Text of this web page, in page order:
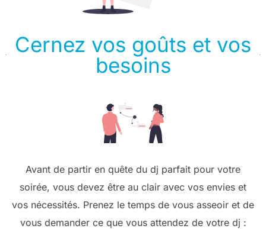
Cernez vos goûts et vos
besoins
Avant de partir en quête du dj parfait pour votre
soirée, vous devez être au clair avec vos envies et
vos nécessités. Prenez le temps de vous asseoir et de
vous demander ce que vous attendez de votre dj :